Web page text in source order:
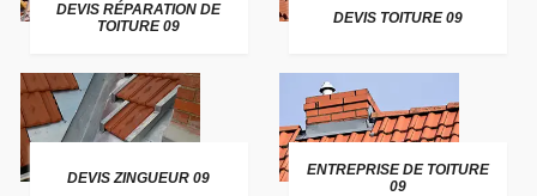
DEVIS RÉPARATION DE
TOITURE 09
DEVIS TOITURE 09
DEVIS ZINGUEUR 09
ENTREPRISE DE TOITURE
09